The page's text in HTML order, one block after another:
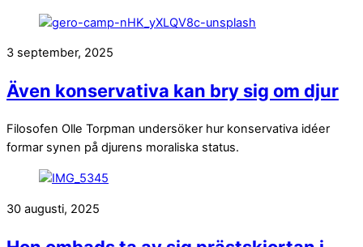
3 september, 2025
Även konservativa kan bry sig om djur
Filosofen Olle Torpman undersöker hur konservativa idéer
formar synen på djurens moraliska status.
30 augusti, 2025